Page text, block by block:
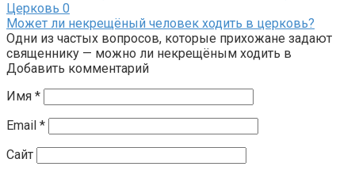
Церковь 0
Может ли некрещёный человек ходить в церковь?
Одни из частых вопросов, которые прихожане задают
священнику — можно ли некрещёным ходить в
Добавить комментарий
Имя *
Email *
Сайт